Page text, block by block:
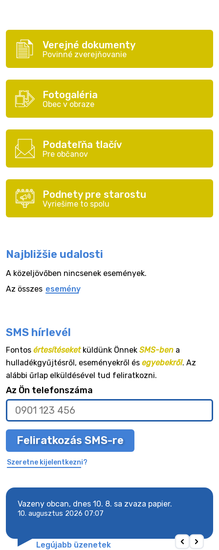
Verejné dokumenty
Povinné zverejňovanie
Fotogaléria
Obec v obraze
Podateľňa tlačív
Pre občanov
Podnety pre starostu
Vyriešime to spolu
Najbližšie udalosti
A közeljövőben nincsenek események.
Az összes esemény
SMS hírlevél
Fontos értesítéseketküldünk Önnek SMS-ben a
hulladékgyűjtésről, eseményekről és egyebekről. Az
alábbi űrlap elküldésével tud feliratkozni.
Az Ön telefonszáma
Feliratkozás SMS-re
Szeretne kijelentkezni?
Vazeny obcan, dnes 10. 8. sa zvaza papier.
10. augusztus 2026 07:07
Legújabb üzenetek